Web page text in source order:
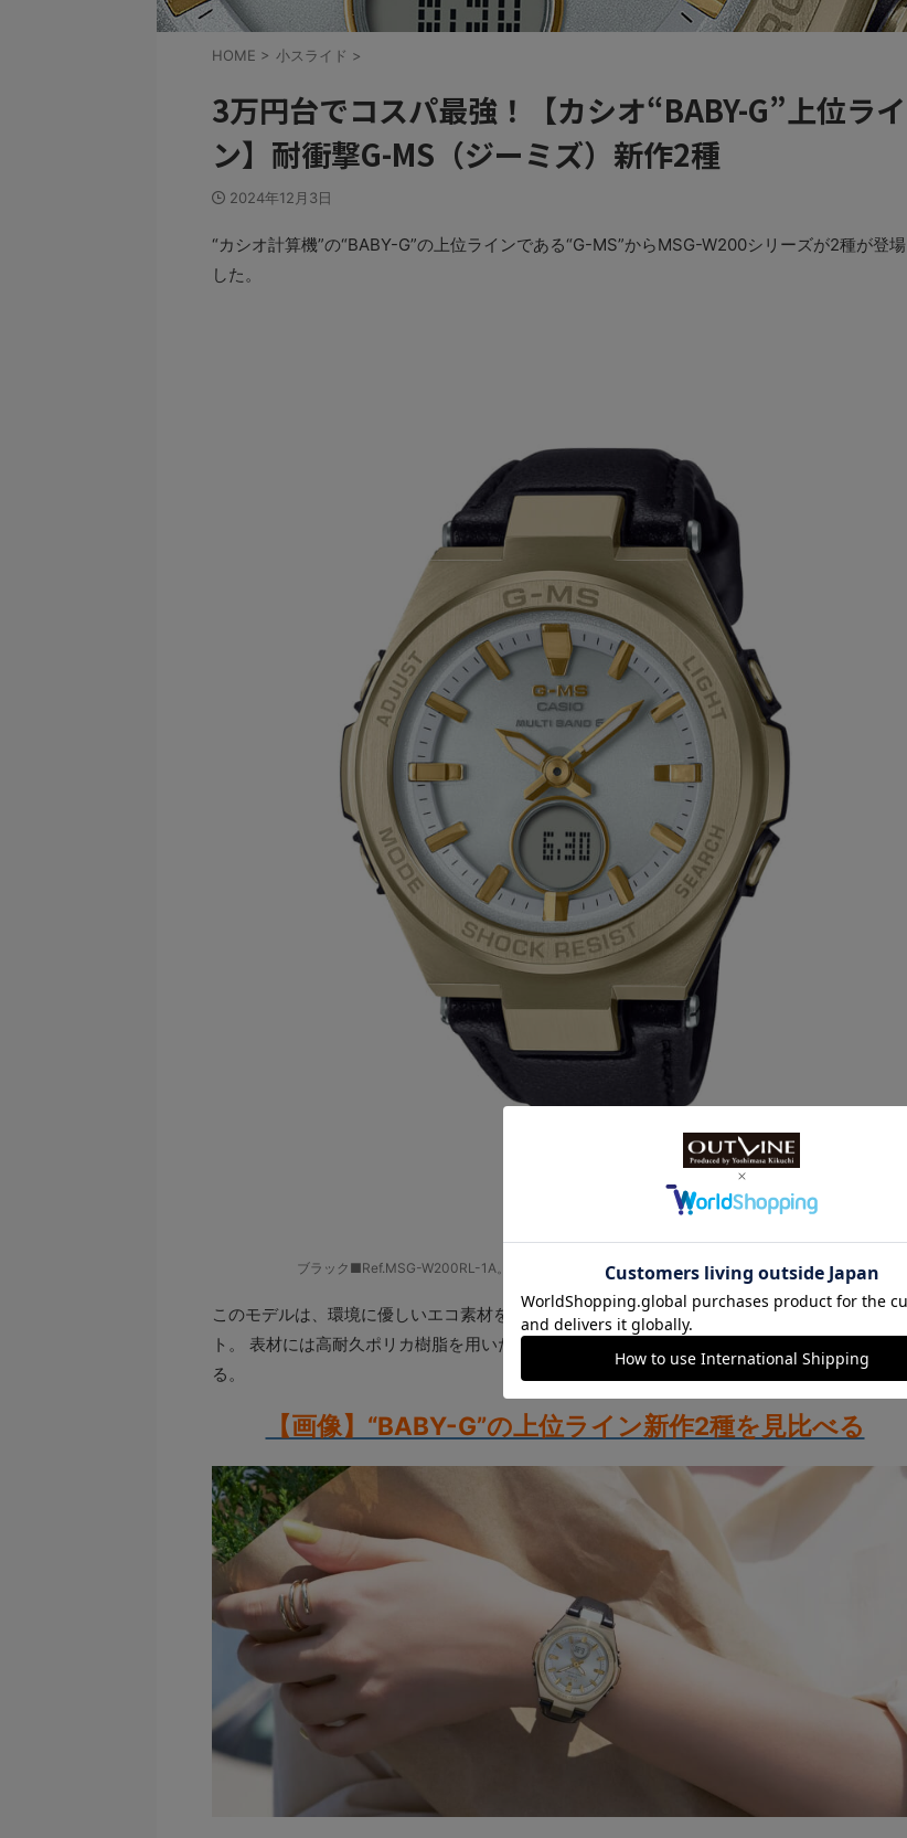
HOME > 小スライド >
3万円台でコスパ最強！【カシオ“BABY-G”上位ライ
ン】耐衝撃G-MS（ジーミズ）新作2種
2024年12月3日
“カシオ計算機”の“BABY-G”の上位ラインである“G-MS”からMSG-W200シリーズが2種が登場
した。
ブラック■Ref.MSG-W200RL-1A。38.4ｍｍ径。10気圧防水。タフソーラー。3万4100円
このモデルは、環境に優しいエコ素材を使用した、スタイリッシュな合成皮革ベルトがポイン
ト。 表材には高耐久ポリカ樹脂を用いた合成皮革を採用し、加水分解を防ぎ耐久性も期待でき
る。
【画像】“BABY-G”の上位ライン新作2種を見比べる